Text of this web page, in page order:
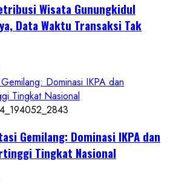
Wisata Gunungkidul
Data Waktu Transaksi Tak
Dominasi IKPA dan
Tingkat Nasional
Gemilang: Dominasi IKPA dan
Tingkat Nasional